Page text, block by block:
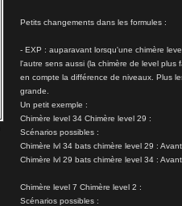
Petits changements dans les formules :
- EXP : auparavant lorsqu'une chimère
l'autre sens aussi (la chimère de level
en compte la différence de niveaux. Plus
grande.
Un petit exemple :
Chimère level 34 Chimère level 29 :
Scénarios possibles :
Chimère lvl 34 bats chimère level 29 :
Chimère lvl 29 bats chimère level 34 :
Chimère level 7 Chimère level 2 :
Scénarios possibles :